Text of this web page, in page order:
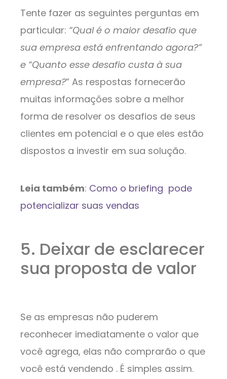
Tente fazer as seguintes perguntas em
particular: “Qual é o maior desafio que
sua empresa está enfrentando agora?”
e “Quanto esse desafio custa à sua
empresa?” As respostas fornecerão
muitas informações sobre a melhor
forma de resolver os desafios de seus
clientes em potencial e o que eles estão
dispostos a investir em sua solução.
Leia também: Como o briefing pode
potencializar suas vendas
5. Deixar de esclarecer
sua proposta de valor
Se as empresas não puderem
reconhecer imediatamente o valor que
você agrega, elas não comprarão o que
você está vendendo . É simples assim.